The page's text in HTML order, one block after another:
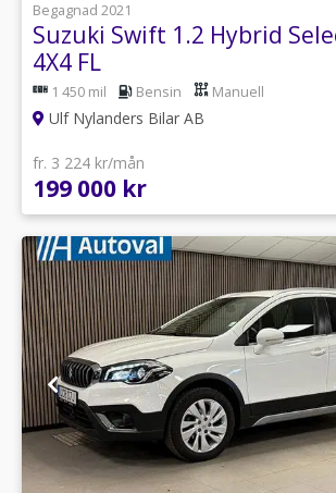
Begagnad 2021
Suzuki Swift 1.2 Hybrid
4X4 FL
1 450 mil Bensin Manuell
Ulf Nylanders Bilar AB
fr. 3 224 kr/mån
199 000 kr